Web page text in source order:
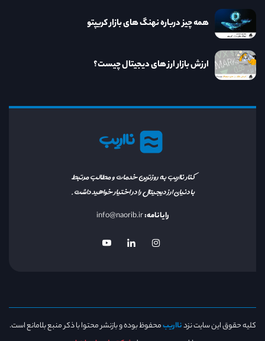
نااریب
کنار نااریب به روزترین خدمات و مطالب مرتبط
با دنیای ارز دیجیتال را در اختیار خواهید داشت.
رایانامه:info@naorib.ir
همه چیز درباره نهنگ های بازار کریپتو
ارزش بازار ارز های دیجیتال چیست؟
کلیه حقوق این سایت نزدنااریبمحفوظ بوده و بازنشر محتوا با ذکر منبع بلامانع است.